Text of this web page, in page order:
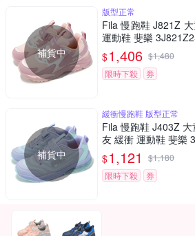
補貨中
版型正常
Fila 慢跑鞋 J821Z
運動鞋 斐樂
$1,406 $1,480
限時下殺
券
補貨中
緩衝慢跑鞋 版型正常
Fila 慢跑鞋 J403Z
友 緩衝 運動鞋 斐樂
$1,121 $1,180
限時下殺
券